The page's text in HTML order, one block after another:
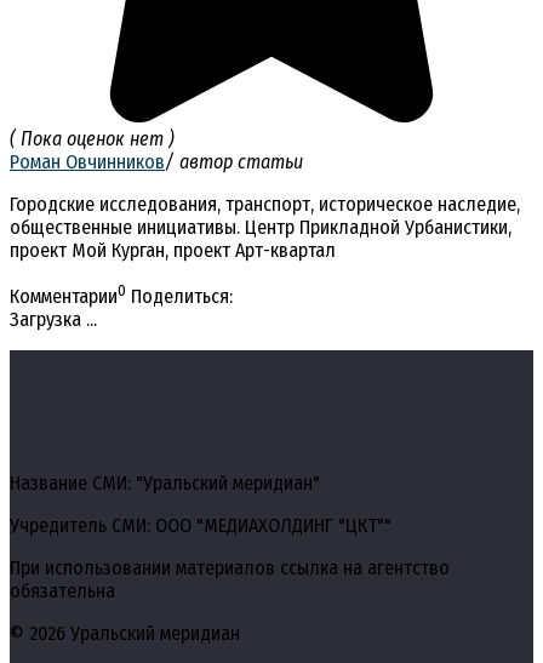
( Пока оценок нет )
Роман Овчинников/ автор статьи
Городские исследования, транспорт, историческое наследие,
общественные инициативы. Центр Прикладной Урбанистики,
проект Мой Курган, проект Арт-квартал
Комментарии0 Поделиться:
Загрузка ...
Название СМИ: "Уральский меридиан"
Учредитель СМИ: ООО "МЕДИАХОЛДИНГ "ЦКТ""
При использовании материалов ссылка на агентство
обязательна
© 2026 Уральский меридиан